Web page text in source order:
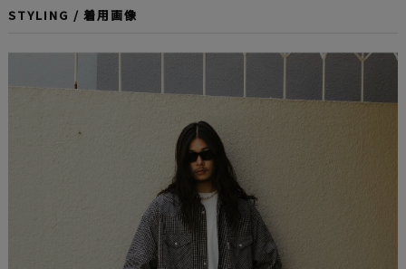
STYLING / 着用画像